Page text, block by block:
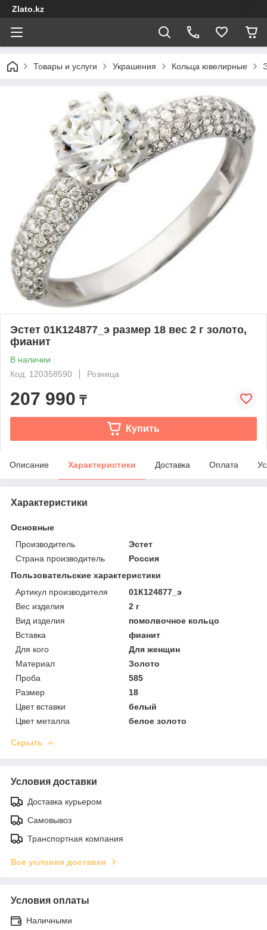
Zlato.kz
Товары и услуги Украшения Кольца ювелирные
Эстет 01К124877_э размер 18 вес 2 г золото,
фианит
В наличии
Код: 120358590
Розница
207 990 ₸
Купить
Описание Характеристики Доставка Оплата
Характеристики
Основные
Производитель
Эстет
Страна производитель
Россия
Пользовательские характеристики
Артикул производителя
01К124877_э
Вес изделия
2 г
Вид изделия
помолвочное кольцо
Вставка
фианит
Для кого
Для женщин
Материал
Золото
Проба
585
Размер
18
Цвет вставки
белый
Цвет металла
белое золото
Скрыть
Условия доставки
Доставка курьером
Самовывоз
Транспортная компания
Все условия доставки
Условия оплаты
Наличными